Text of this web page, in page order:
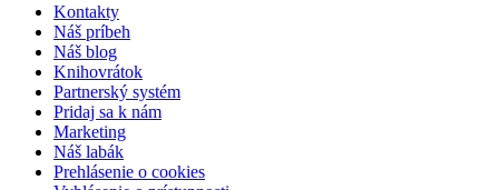
Kontakty
Náš príbeh
Náš blog
Knihovrátok
Partnerský systém
Pridaj sa k nám
Marketing
Náš labák
Prehlásenie o cookies